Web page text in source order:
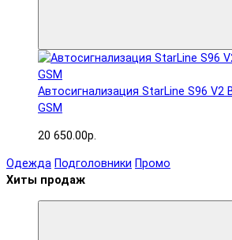
Автосигнализация StarLine S96 V2
GSM
20 650.00р.
Одежда Подголовники Промо
Хиты продаж